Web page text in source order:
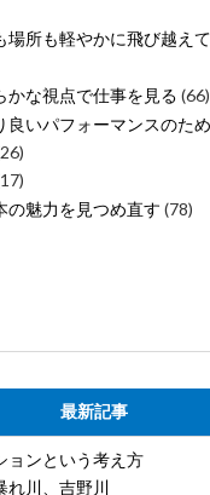
所も軽やかに飛び越えて
な視点で仕事を見る (66)
いパフォーマンスのた
魅力を見つめ直す (78)
最新記事
ョンという考え方
れ川、吉野川